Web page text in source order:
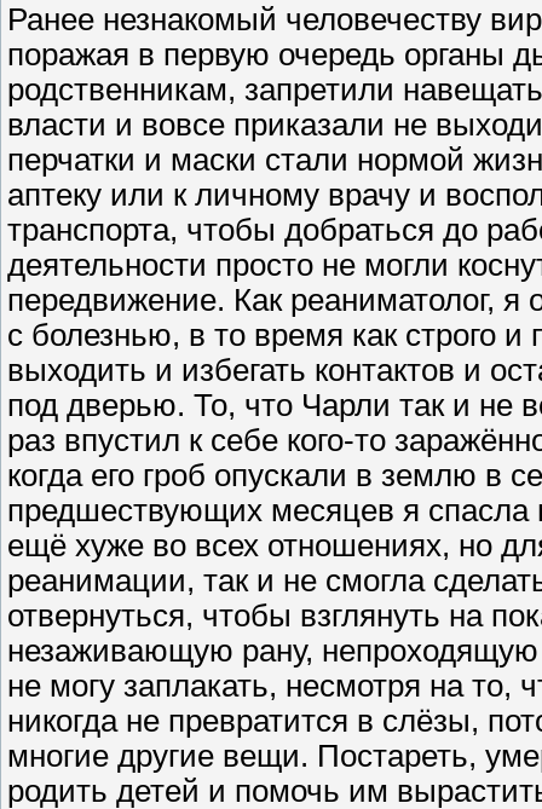
Ранее незнакомый человечеству
поражая в первую очередь органы
родственникам, запретили
власти и вовсе приказали не
перчатки и маски стали нормой
аптеку или к личному врачу и
транспорта, чтобы добраться до
деятельности просто не могли
передвижение. Как реаниматолог, я
с болезнью, в то время как строго
выходить и избегать контактов и
под дверью. То, что Чарли так и не
раз впустил к себе кого-то
когда его гроб опускали в землю в
предшествующих месяцев я спасла
ещё хуже во всех отношениях, но
реанимации, так и не смогла
отвернуться, чтобы взглянуть на
незаживающую рану, непроходящую
не могу заплакать, несмотря на то,
никогда не превратится в слёзы,
многие другие вещи. Постареть,
родить детей и помочь им